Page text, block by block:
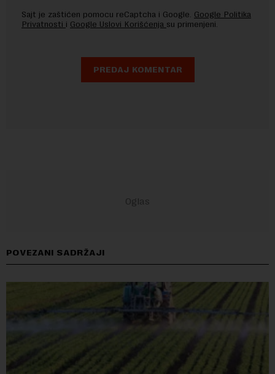
Sajt je zaštićen pomocu reCaptcha i Google. Google Politika
Privatnosti i Google Uslovi Korišćenja su primenjeni.
POVEZANI SADRŽAJI